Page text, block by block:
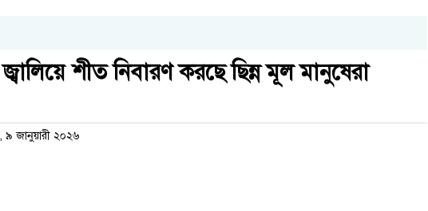
শীত নিবারণ করছে ছিন্ন মূল মানুষেরা
৯ জানুয়ারী ২০২৬